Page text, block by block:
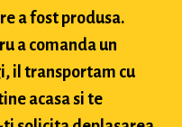
a fost produsa.
a comanda un
il transportam cu
acasa si te